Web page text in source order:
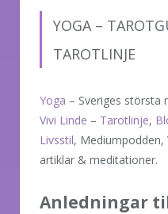
YOGA –
TAROTLINJE
Yoga – Sveriges största
Vivi Linde – Tarotlinje,
Livsstil,
artiklar & meditationer.
Anledningar